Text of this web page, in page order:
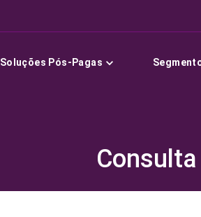
Soluções Pós-Pagas
Consulta